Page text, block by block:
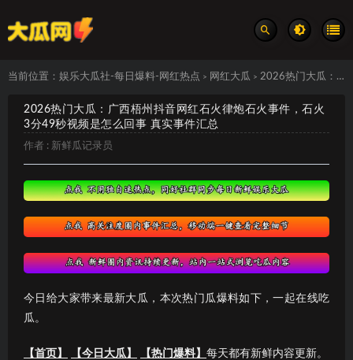
当前位置： 娱乐大瓜社-每日爆料-网红热点 > 网红大瓜 > 2026热门大瓜：广西梧州抖音网红石火律炮石火事件，石火3分49秒视频是怎么回事 真实事件汇总
2026热门大瓜：广西梧州抖音网红石火律炮石火事件，石火
3分49秒视频是怎么回事 真实事件汇总
作者 : 新鲜瓜记录员
今日给大家带来最新大瓜，本次热门瓜爆料如下，一起在线吃
瓜。
【首页】 【今日大瓜】 【热门爆料】 每天都有新鲜内容更新。